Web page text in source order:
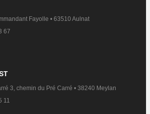
Fayolle • 63510 Aulnat
67
3, chemin du Pré Carré • 38240 Meylan​
11